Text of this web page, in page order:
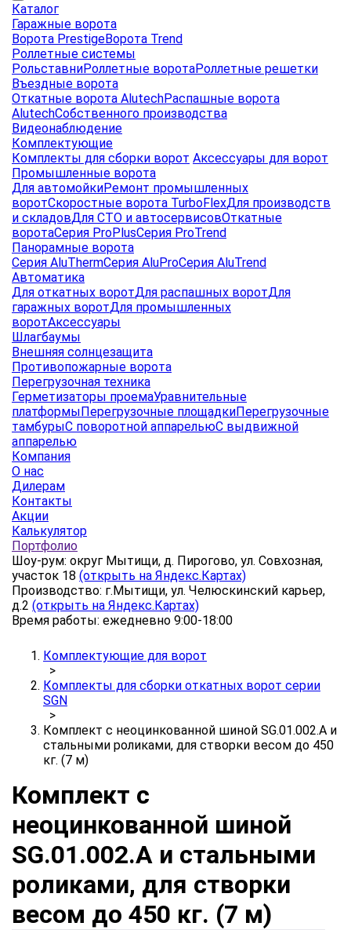
Каталог
Гаражные ворота
Ворота PrestigeВорота Trend
Роллетные системы
РольставниРоллетные воротаРоллетные решетки
Въездные ворота
Откатные ворота AlutechРаспашные ворота
AlutechСобственного производства
Видеонаблюдение
Комплектующие
Комплекты для сборки ворот Аксессуары для ворот
Промышленные ворота
Для автомойкиРемонт промышленных
воротСкоростные ворота TurboFlexДля производств
и складовДля СТО и автосервисовОткатные
воротаСерия ProPlusСерия ProTrend
Панорамные ворота
Серия AluThermСерия AluProСерия AluTrend
Автоматика
Для откатных воротДля распашных воротДля
гаражных воротДля промышленных
воротАксессуары
Шлагбаумы
Внешняя солнцезащита
Противопожарные ворота
Перегрузочная техника
Герметизаторы проемаУравнительные
платформыПерегрузочные площадкиПерегрузочные
тамбурыС поворотной аппарельюС выдвижной
аппарелью
Компания
О нас
Дилерам
Контакты
Акции
Калькулятор
Портфолио
Шоу-рум: округ Мытищи, д. Пирогово, ул. Совхозная,
участок 18 (открыть на Яндекс.Картах)
Производство: г.Мытищи, ул. Челюскинский карьер,
д.2 (открыть на Яндекс.Картах)
Время работы: ежедневно 9:00-18:00
Комплектующие для ворот
>
Комплекты для сборки откатных ворот серии
SGN
>
Комплект с неоцинкованной шиной SG.01.002.А и
стальными роликами, для створки весом до 450
кг. (7 м)
Комплект с
неоцинкованной шиной
SG.01.002.А и стальными
роликами, для створки
весом до 450 кг. (7 м)